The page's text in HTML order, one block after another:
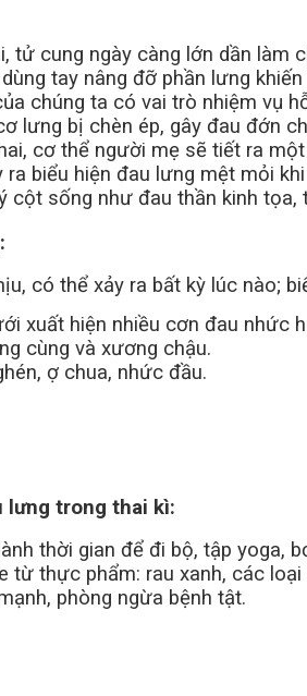
tử cung ngày càng lớn dần
tay nâng đỡ phần lưng
chúng ta có vai trò nhiệm vụ
lưng bị chèn ép, gây đau đớn
cơ thể người mẹ sẽ tiết ra
ra biểu hiện đau lưng mệt mỏi
cột sống như đau thần kinh
có thể xảy ra bất kỳ lúc nào;
xuất hiện nhiều cơn đau nhức
cùng và xương chậu.
ợ chua, nhức đầu.
lưng trong thai kì:
thời gian để đi bộ, tập yoga,
từ thực phẩm: rau xanh, các
phòng ngừa bệnh tật.